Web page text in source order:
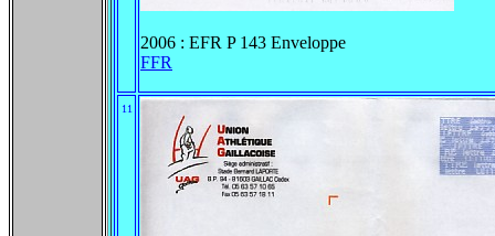
2006 : EFR P 143 Enveloppe
FFR
11